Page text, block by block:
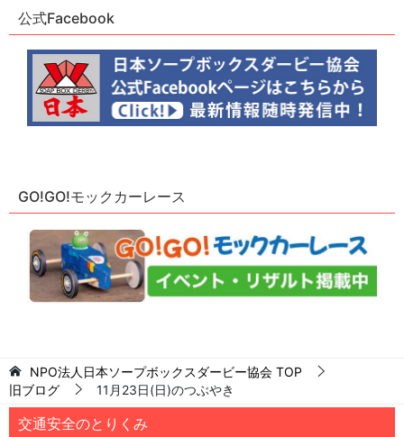
公式Facebook
GO!GO!モックカーレース
NPO法人日本ソープボックスダービー協会 TOP
旧ブログ
11月23日(日)のつぶやき
交通安全のとりくみ